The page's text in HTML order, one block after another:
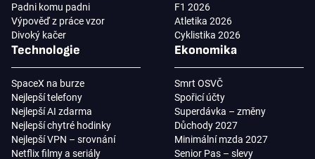
Padni komu padni
Výpověď z práce vzor
Divoký kačer
F1 2026
Atletika 2026
Cyklistika 2026
Technologie
SpaceX na burze
Nejlepší telefony
Nejlepší AI zdarma
Nejlepší chytré hodinky
Nejlepší VPN – srovnání
Netflix filmy a seriály
Ekonomika
Smrt OSVČ
Spořicí účty
Superdávka – změny
Důchody 2027
Minimální mzda 2027
Senior Pas – slevy